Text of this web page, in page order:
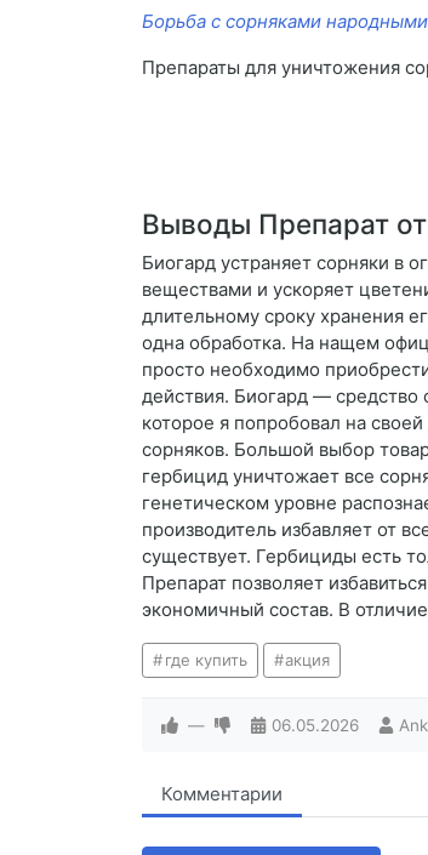
Борьба с сорняками
Препараты для уничтожения
Выводы Препарат
Биогард устраняет сорняки в
веществами и ускоряет
длительному сроку хранения
одна обработка. На нащем
просто необходимо
действия. Биогард — средство
которое я попробовал на
сорняков. Большой выбор
гербицид уничтожает все
генетическом уровне
производитель избавляет от
существует. Гербициды есть
Препарат позволяет
экономичный состав. В
где купить акция
— 06.05.2026
Комментарии